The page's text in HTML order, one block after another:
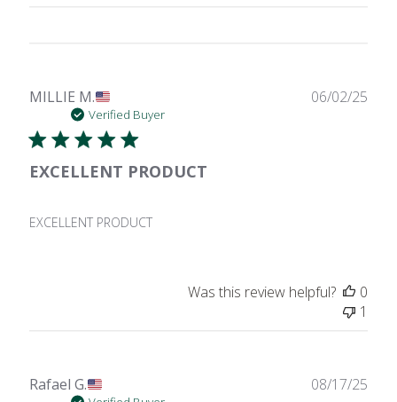
MILLIE M.
Verified Buyer
EXCELLENT PRODUCT
EXCELLENT PRODUCT
06/02/25
Was this review helpful?
0
1
Rafael G. 08/17/25